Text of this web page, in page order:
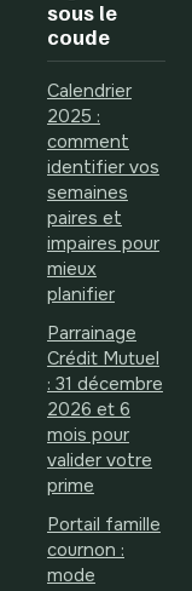
sous le
coude
Calendrier
2025 :
comment
identifier vos
semaines
paires et
impaires pour
mieux
planifier
Parrainage
Crédit Mutuel
: 31 décembre
2026 et 6
mois pour
valider votre
prime
Portail famille
cournon :
mode